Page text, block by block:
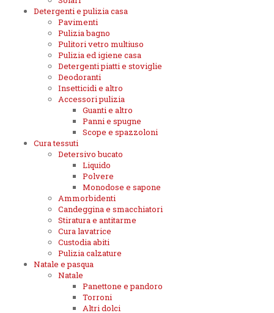
Detergenti e pulizia casa
Pavimenti
Pulizia bagno
Pulitori vetro multiuso
Pulizia ed igiene casa
Detergenti piatti e stoviglie
Deodoranti
Insetticidi e altro
Accessori pulizia
Guanti e altro
Panni e spugne
Scope e spazzoloni
Cura tessuti
Detersivo bucato
Liquido
Polvere
Monodose e sapone
Ammorbidenti
Candeggina e smacchiatori
Stiratura e antitarme
Cura lavatrice
Custodia abiti
Pulizia calzature
Natale e pasqua
Natale
Panettone e pandoro
Torroni
Altri dolci